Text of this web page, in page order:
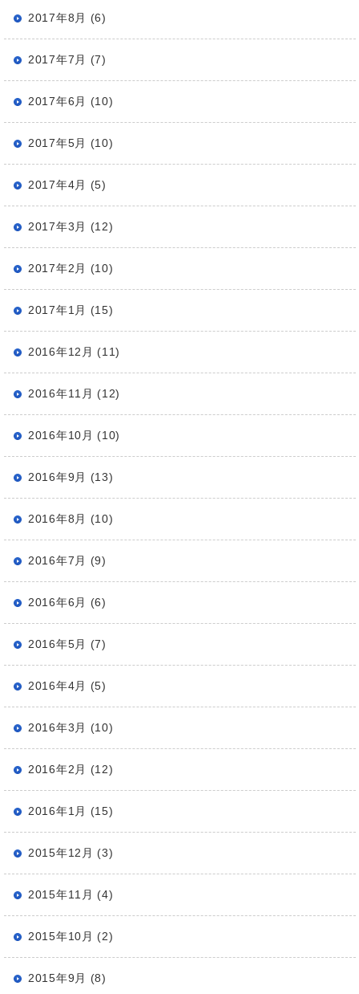
2017年8月 (6)
2017年7月 (7)
2017年6月 (10)
2017年5月 (10)
2017年4月 (5)
2017年3月 (12)
2017年2月 (10)
2017年1月 (15)
2016年12月 (11)
2016年11月 (12)
2016年10月 (10)
2016年9月 (13)
2016年8月 (10)
2016年7月 (9)
2016年6月 (6)
2016年5月 (7)
2016年4月 (5)
2016年3月 (10)
2016年2月 (12)
2016年1月 (15)
2015年12月 (3)
2015年11月 (4)
2015年10月 (2)
2015年9月 (8)